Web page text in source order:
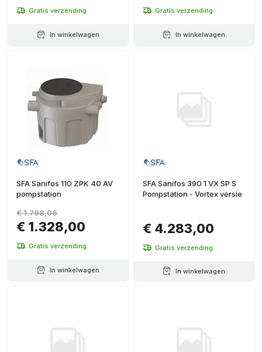
Gratis verzending
In winkelwagen
Gratis verzending
In winkelwagen
SFA Sanifos 110 ZPK 40 AV
pompstation
€ 1.328,00
€ 1.798,06
Gratis verzending
In winkelwagen
SFA Sanifos 390 1 VX SP S
Pompstation - Vortex versie
€ 4.283,00
Gratis verzending
In winkelwagen